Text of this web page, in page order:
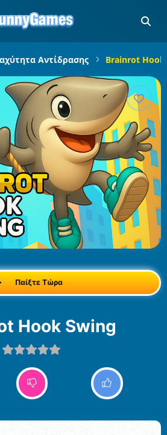
Αντίδρασης Brainrot Hook
Παίξτε Τώρα
Hook Swing